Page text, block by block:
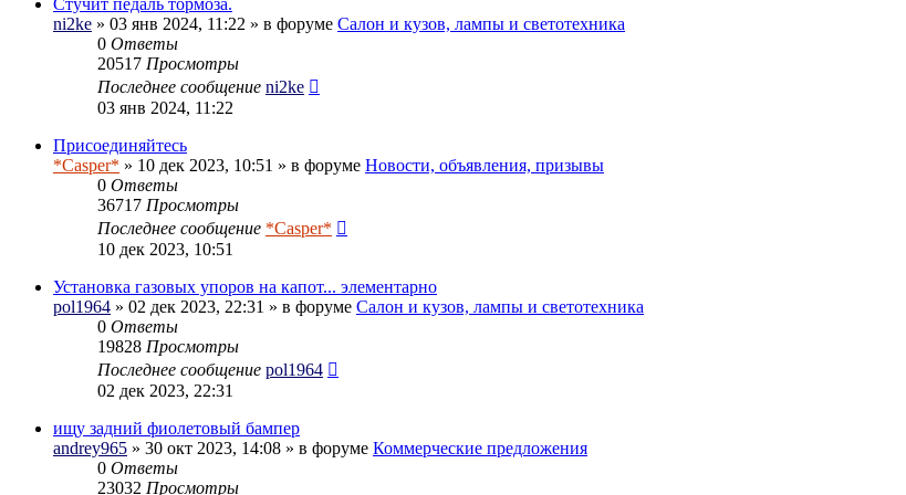
ni2ke » 03 янв 2024, 11:22 » в форуме Салон и кузов, лампы и светотехника
0 Ответы
20517 Просмотры
Последнее сообщение ni2ke
03 янв 2024, 11:22
Присоединяйтесь
*Casper* » 10 дек 2023, 10:51 » в форуме Новости, объявления, призывы
0 Ответы
36717 Просмотры
Последнее сообщение *Casper*
10 дек 2023, 10:51
Установка газовых упоров на капот... элементарно
pol1964 » 02 дек 2023, 22:31 » в форуме Салон и кузов, лампы и светотехника
0 Ответы
19828 Просмотры
Последнее сообщение pol1964
02 дек 2023, 22:31
ищу задний фиолетовый бампер
andrey965 » 30 окт 2023, 14:08 » в форуме Коммерческие предложения
0 Ответы
23032 Просмотры